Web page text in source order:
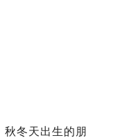
冬天出生的朋